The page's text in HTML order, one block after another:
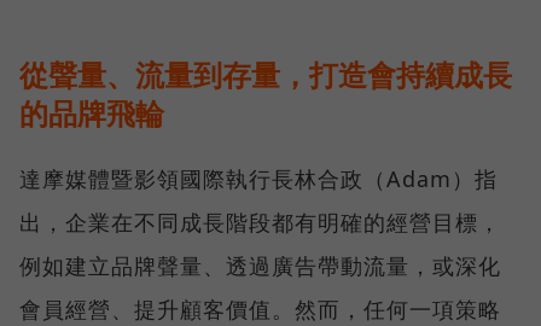
從聲量、流量到存量，打造會持續成長
的品牌飛輪
達摩媒體暨影領國際執行長林合政（Adam）指
出，企業在不同成長階段都有明確的經營目標，
例如建立品牌聲量、透過廣告帶動流量，或深化
會員經營、提升顧客價值。然而，任何一項策略